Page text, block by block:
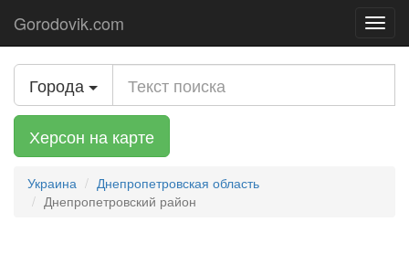
Gorodovik.com
Города
Херсон на карте
Украина
Днепропетровская область
Днепропетровский район